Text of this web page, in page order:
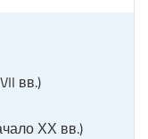
вв.)
ХХ вв.)